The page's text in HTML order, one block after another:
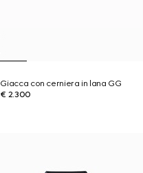
Giacca con cerniera in lana GG
€ 2.300